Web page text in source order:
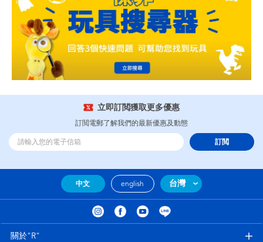
立即訂閲獲取更多優惠
訂閲電郵了解我們的最新優惠及動態
訂閲
中文 english 台灣
關於"R"